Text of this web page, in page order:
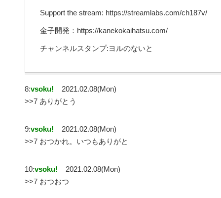
Support the stream: https://streamlabs.com/ch187v/
金子開発：https://kanekokaihatsu.com/
チャンネルスタンプ:ヨルのないと
8:vsoku!
2021.02.08(Mon)
>>7 ありがとう
9:vsoku!
2021.02.08(Mon)
>>7 おつかれ。いつもありがと
10:vsoku!
2021.02.08(Mon)
>>7 おつおつ